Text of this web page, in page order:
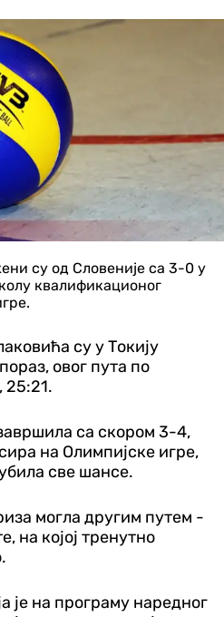
су од Словеније са 3-0 у
квалификационог
су у Токију
овог пута по
25:21.
са скором 3-4,
на Олимпијске игре,
све шансе.
могла другим путем -
на којој тренутно
је на програму наредног